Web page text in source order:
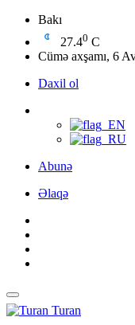
Bakı
27.40 C
Cümə axşamı, 6
Daxil ol
Abunə
Əlaqə
Turan